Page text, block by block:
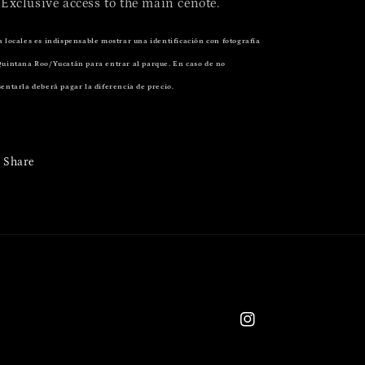
Exclusive access to the main cenote.
locales es indispensable mostrar una identificación con fotografía
Roo/Yucatán para entrar al parque. En caso de no
deberá pagar la diferencia de precio.
Share
Instagram